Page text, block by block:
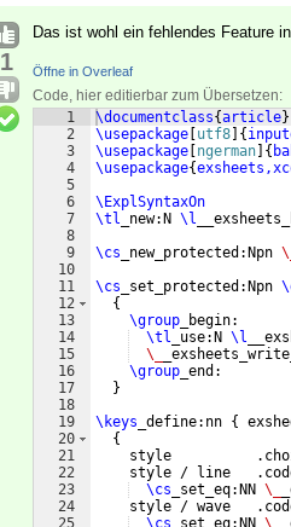
1
Das ist wohl ein fehlendes Feature in
Öffne in Overleaf
Code, hier editierbar zum Übersetzen:
1
2
3
4
5
6
7
8
9
10
11
12
13
14
15
16
17
18
19
20
21
22
23
24
\documentclass{article}
\usepackage utf8 {
\usepackage ngerman {
\usepackage{
\ExplSyntaxOn
\tl _new:N \l
\cs _new_protected:Npn \_
\cs _set_protected:Npn
{
\group _begin:
\tl _use:N \l
\_
\group _end:
}
\keys _define:nn {
{
style
style / line
\cs _set_eq:NN \_
style / wave